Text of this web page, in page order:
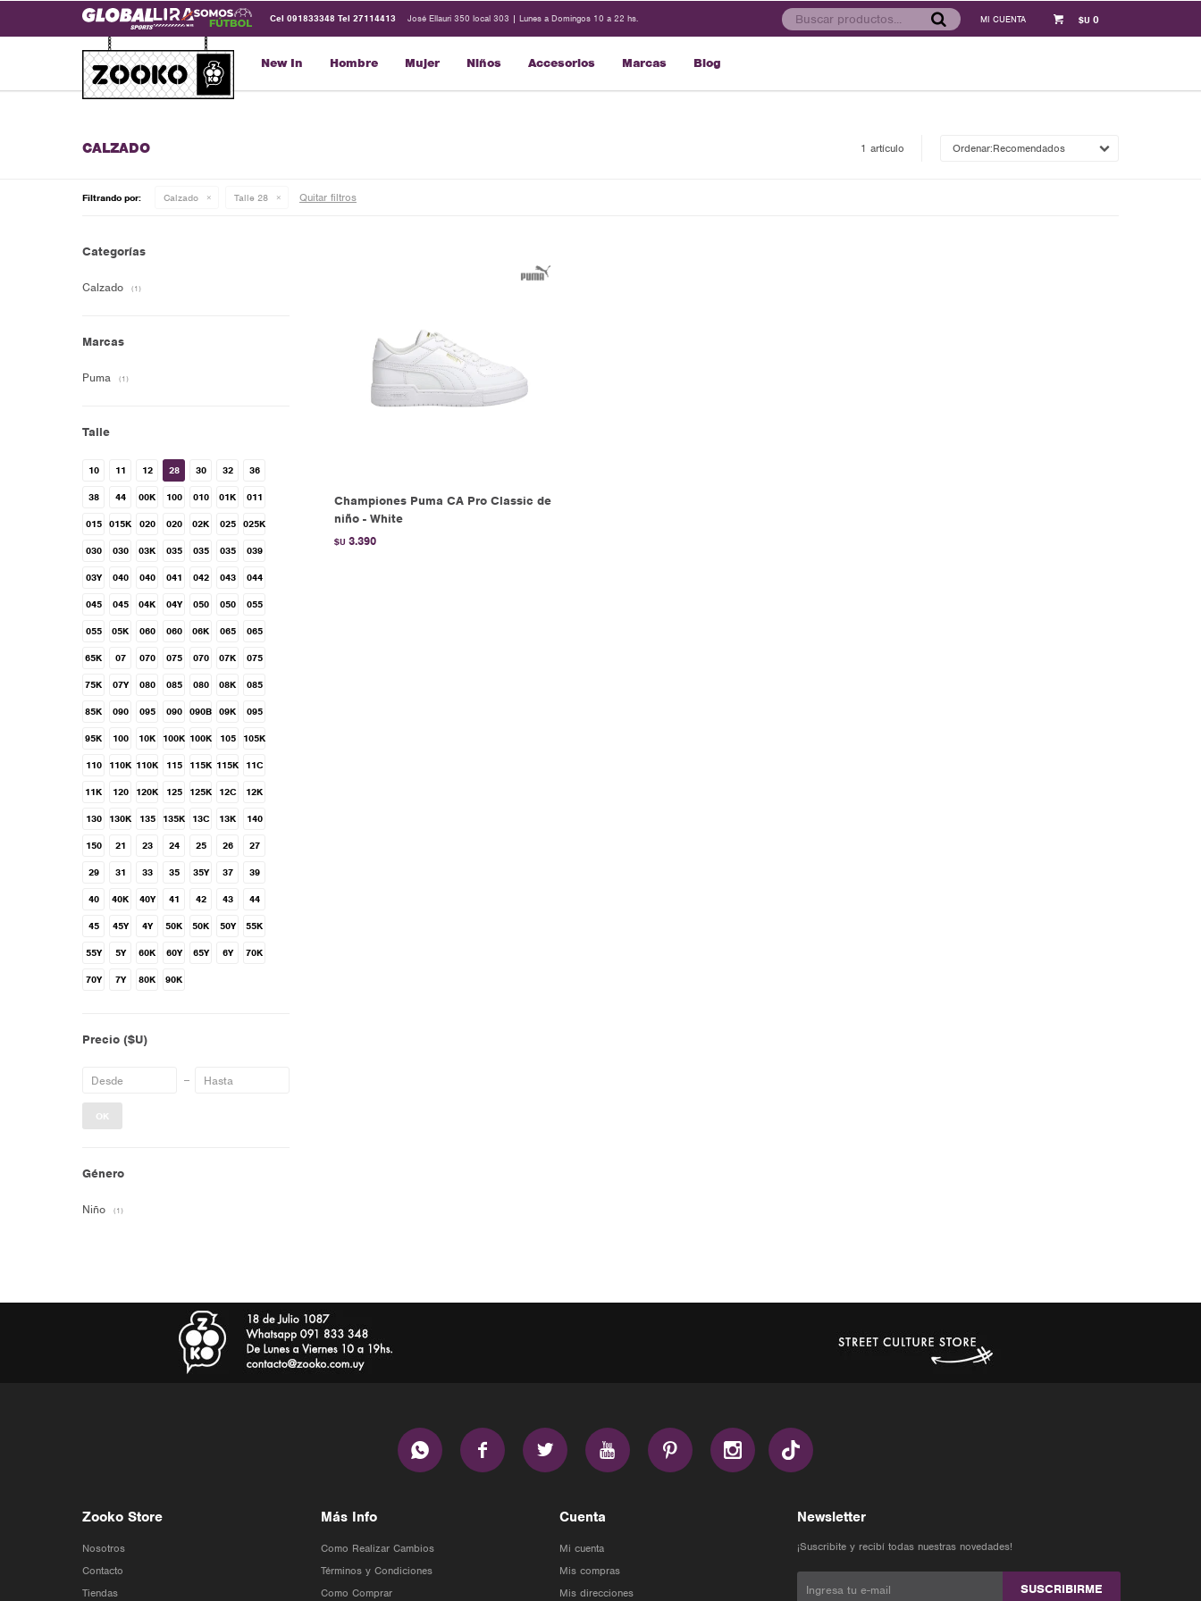
New In Hombre Mujer Niños Accesorios Marcas Blog
$U 0
Cel 091833348 Tel 27114413 José Ellauri 350 local 303 | Lunes a Domingos 10 a 22 hs.
CALZADO 1 artículo Recomendados
Filtrando por: Calzado Talle 28 Quitar filtros
Championes Puma CA Pro Classic de
niño - White
$U 3.390
Categorías
Calzado (1)
Marcas
Puma (1)
Talle
10 11 12 28 30 32 36
38 44 00K 100 010 01K 011
015 015K 020 020 02K 025 025K
030 030 03K 035 035 035 039
03Y 040 040 041 042 043 044
045 045 04K 04Y 050 050 055
055 05K 060 060 06K 065 065
65K 07 070 075 070 07K 075
75K 07Y 080 085 080 08K 085
85K 090 095 090 090B 09K 095
95K 100 10K 100K 100K 105 105K
110 110K 110K 115 115K 115K 11C
11K 120 120K 125 125K 12C 12K
130 130K 135 135K 13C 13K 140
150 21 23 24 25 26 27
29 31 33 35 35Y 37 39
40 40K 40Y 41 42 43 44
45 45Y 4Y 50K 50K 50Y 55K
55Y 5Y 60K 60Y 65Y 6Y 70K
70Y 7Y 80K 90K
Precio ($U)
OK
Género
Niño (1)
     
Zooko Store
Nosotros
Contacto
Tiendas
Más Info
Como Realizar Cambios
Términos y Condiciones
Como Comprar
Cuenta
Mi cuenta
Mis compras
Mis direcciones
Newsletter
¡Suscribite y recibí todas nuestras novedades!
SUSCRIBIRME